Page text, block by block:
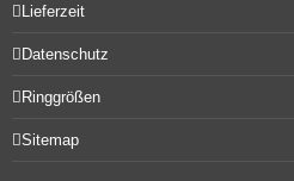
Lieferzeit
Datenschutz
Ringgrößen
Sitemap